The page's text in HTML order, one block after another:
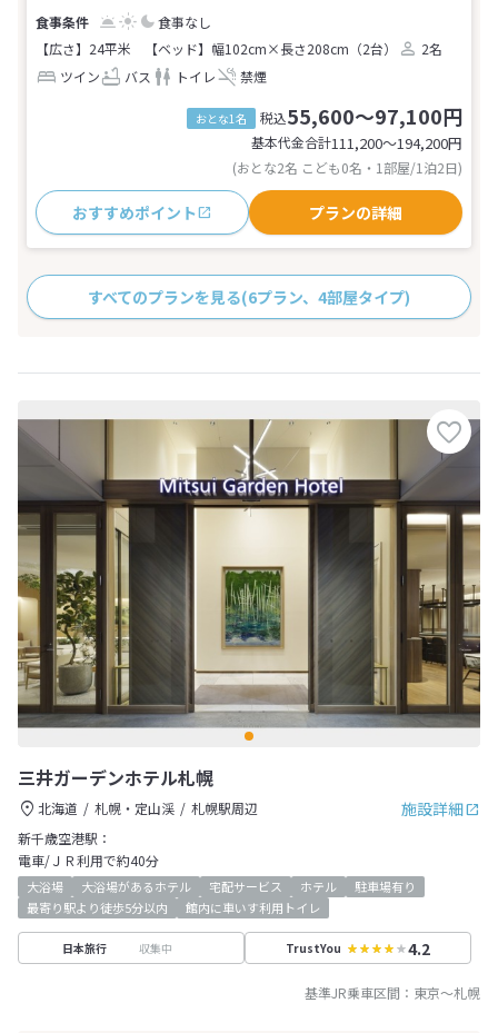
食事なし
【広さ】24平米
【ベッド】幅102cm×長さ208cm（2台）
2名
ツイン
バス トイレ 禁煙
おとな1名 税込55,600～97,100円
基本代金合計111,200〜194,200円
(おとな2名 こども0名・1部屋/1泊2日)
おすすめポイント プランの詳細
すべてのプランを見る(6プラン、4部屋タイプ)
三井ガーデンホテル札幌
施設詳細
北海道 札幌・定山渓
札幌駅周辺
新千歳空港駅：
電車/ＪＲ利用で約40分
大浴場 大浴場があるホテル 宅配サービス ホテル
駐車場有り
最寄り駅より徒歩5分以内
館内に車いす利用トイレ
日本旅行 収集中 TrustYou 4.2
基準JR乗車区間： 東京～札幌